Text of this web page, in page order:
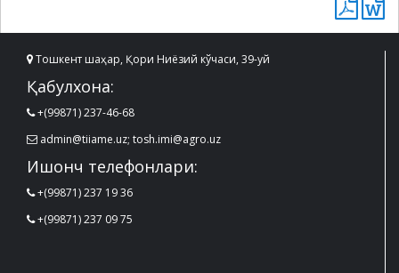
Тошкент шаҳар, Қори Ниёзий кўчаси, 39-уй
Қабулхона:
+(99871) 237-46-68
admin@tiiame.uz; tosh.imi@agro.uz
Ишонч телефонлари:
+(99871) 237 19 36
+(99871) 237 09 75